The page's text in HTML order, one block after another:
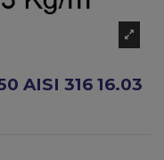
AISI 316 16.03